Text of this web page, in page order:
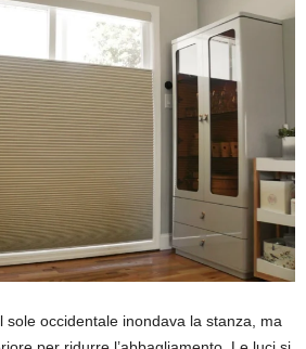
sole occidentale inondava la stanza, ma